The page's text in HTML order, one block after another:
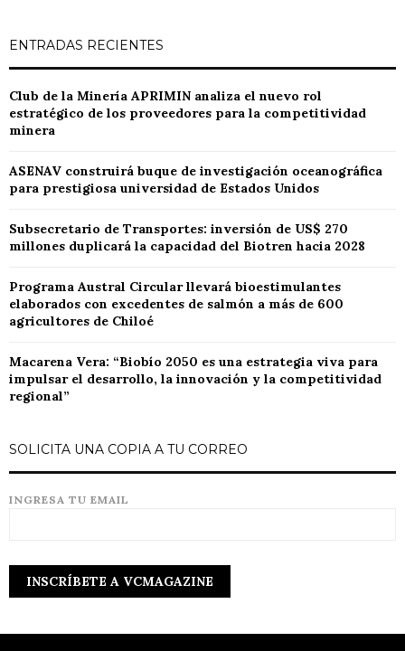
ENTRADAS RECIENTES
Club de la Minería APRIMIN analiza el nuevo rol
estratégico de los proveedores para la competitividad
minera
ASENAV construirá buque de investigación oceanográfica
para prestigiosa universidad de Estados Unidos
Subsecretario de Transportes: inversión de US$ 270
millones duplicará la capacidad del Biotren hacia 2028
Programa Austral Circular llevará bioestimulantes
elaborados con excedentes de salmón a más de 600
agricultores de Chiloé
Macarena Vera: “Biobío 2050 es una estrategia viva para
impulsar el desarrollo, la innovación y la competitividad
regional”
SOLICITA UNA COPIA A TU CORREO
INGRESA TU EMAIL